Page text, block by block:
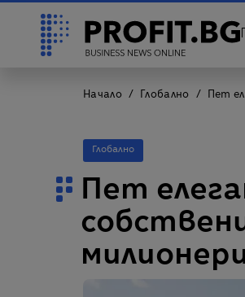
Начало Глобално Пет
Глобално
Пет